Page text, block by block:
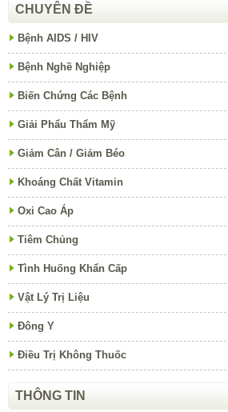
CHUYÊN ĐỀ
Bệnh AIDS / HIV
Bệnh Nghề Nghiệp
Biến Chứng Các Bệnh
Giải Phẩu Thẩm Mỹ
Giảm Cân / Giảm Béo
Khoáng Chất Vitamin
Oxi Cao Áp
Tiêm Chủng
Tình Huống Khẩn Cấp
Vật Lý Trị Liệu
Đông Y
Điều Trị Không Thuốc
THÔNG TIN